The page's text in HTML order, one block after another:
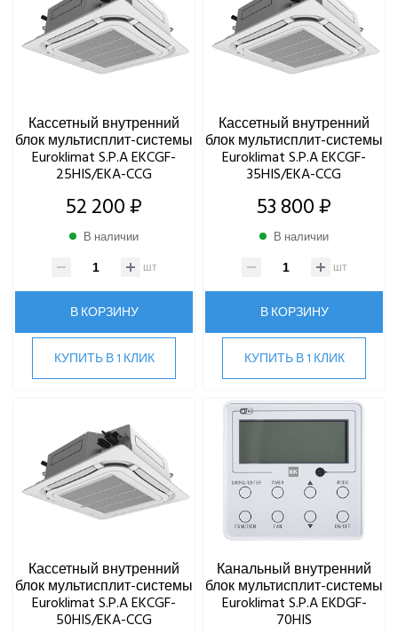
Кассетный внутренний
блок мультисплит-системы
Euroklimat S.P.A EKCGF-
25HIS/EKA-CCG
52 200 ₽
В наличии
шт
В КОРЗИНУ
КУПИТЬ В 1 КЛИК
Кассетный внутренний
блок мультисплит-системы
Euroklimat S.P.A EKCGF-
35HIS/EKA-CCG
53 800 ₽
В наличии
шт
В КОРЗИНУ
КУПИТЬ В 1 КЛИК
Кассетный внутренний
блок мультисплит-системы
Euroklimat S.P.A EKCGF-
50HIS/EKA-CCG
Канальный внутренний
блок мультисплит-системы
Euroklimat S.P.A EKDGF-
70HIS